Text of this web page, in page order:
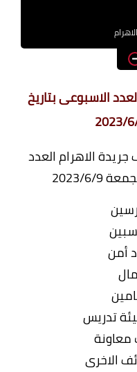
والمعاهد
الاسبوعى بتاريخ
الاهرام العدد
6/9
أمن
تدريس
الاخرى